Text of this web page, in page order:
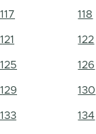
117 118
121 122
125 126
129 130
133 134